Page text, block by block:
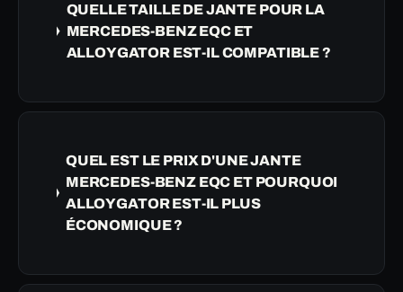
QUELLE TAILLE DE JANTE POUR LA
MERCEDES-BENZ EQC ET
ALLOYGATOR EST-IL COMPATIBLE ?
QUEL EST LE PRIX D'UNE JANTE
MERCEDES-BENZ EQC ET POURQUOI
ALLOYGATOR EST-IL PLUS
ÉCONOMIQUE ?